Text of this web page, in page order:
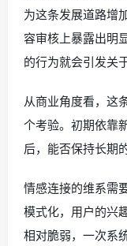
为这条发展道路增
容审核上暴露出明
的行为就会引发关
从商业角度看，这
个考验。初期依靠
后，能否保持长期
情感连接的维系需
模式化，用户的兴
相对脆弱，一次系